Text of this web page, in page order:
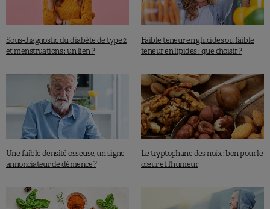
Sous-diagnostic du diabète de type 2
et menstruations : un lien ?
Faible teneur en glucides ou faible
teneur en lipides : que choisir ?
Une faible densité osseuse, un signe
annonciateur de démence ?
Le tryptophane des noix : bon pour le
cœur et l’humeur